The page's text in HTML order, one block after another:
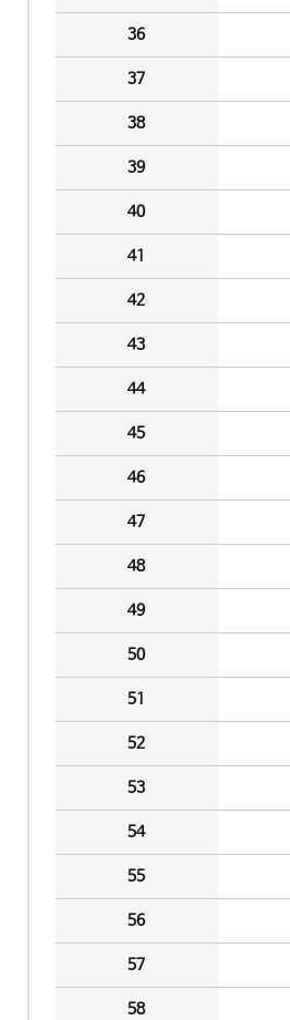
36
37
38
39
40
41
42
43
44
45
46
47
48
49
50
51
52
53
54
55
56
57
58